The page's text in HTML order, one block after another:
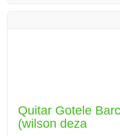
Quitar Gotele
(wilson deza